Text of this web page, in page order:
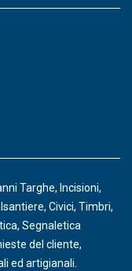
Targhe, Incisioni,
Civici, Timbri,
Segnaletica
del cliente,
ed artigianali.